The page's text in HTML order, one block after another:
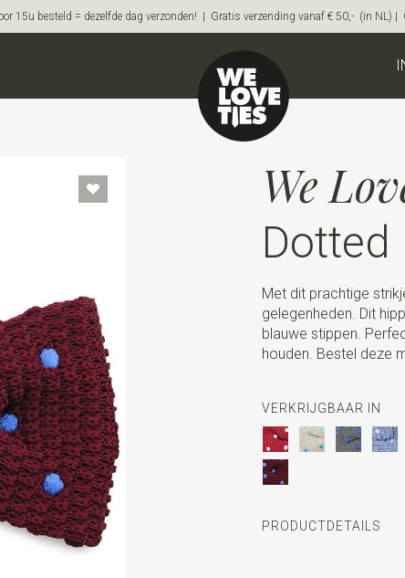
15u besteld = dezelfde dag verzonden! | Gratis verzending vanaf € 50,- (in NL)
We
Dotted
Met dit prachtige
gelegenheden. Dit
blauwe stippen.
houden. Bestel deze
VERKRIJGBAAR IN
PRODUCTDETAILS